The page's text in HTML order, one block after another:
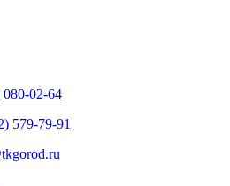
02-64
579-79-91